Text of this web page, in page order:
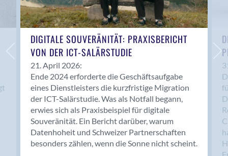
Balsthal
Balzers
Basel
Bassersdorf
Belp
Bendern
Benken (SG)
Bergdietikon
Berlin
Bern
Bern - Liebefeld
DIGITALE SOUVERÄNITÄT: PRAXISBERICHT
VON DER ICT-SALÄRSTUDIE
21. April 2026:
Ende 2024 erforderte die Geschäftsaufgabe
eines Dienstleisters die kurzfristige Migration
der ICT-Salärstudie. Was als Notfall begann,
erwies sich als Praxisbeispiel für digitale
Souveränität. Ein Bericht darüber, warum
Datenhoheit und Schweizer Partnerschaften
besonders zählen, wenn die Sonne nicht scheint.